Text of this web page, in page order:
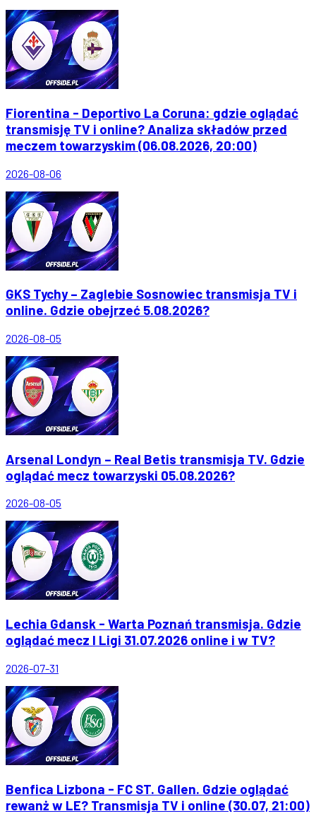
Fiorentina - Deportivo La Coruna: gdzie oglądać
transmisję TV i online? Analiza składów przed
meczem towarzyskim (06.08.2026, 20:00)
2026-08-06
GKS Tychy – Zaglebie Sosnowiec transmisja TV i
online. Gdzie obejrzeć 5.08.2026?
2026-08-05
Arsenal Londyn – Real Betis transmisja TV. Gdzie
oglądać mecz towarzyski 05.08.2026?
2026-08-05
Lechia Gdansk - Warta Poznań transmisja. Gdzie
oglądać mecz I Ligi 31.07.2026 online i w TV?
2026-07-31
Benfica Lizbona - FC ST. Gallen. Gdzie oglądać
rewanż w LE? Transmisja TV i online (30.07, 21:00)